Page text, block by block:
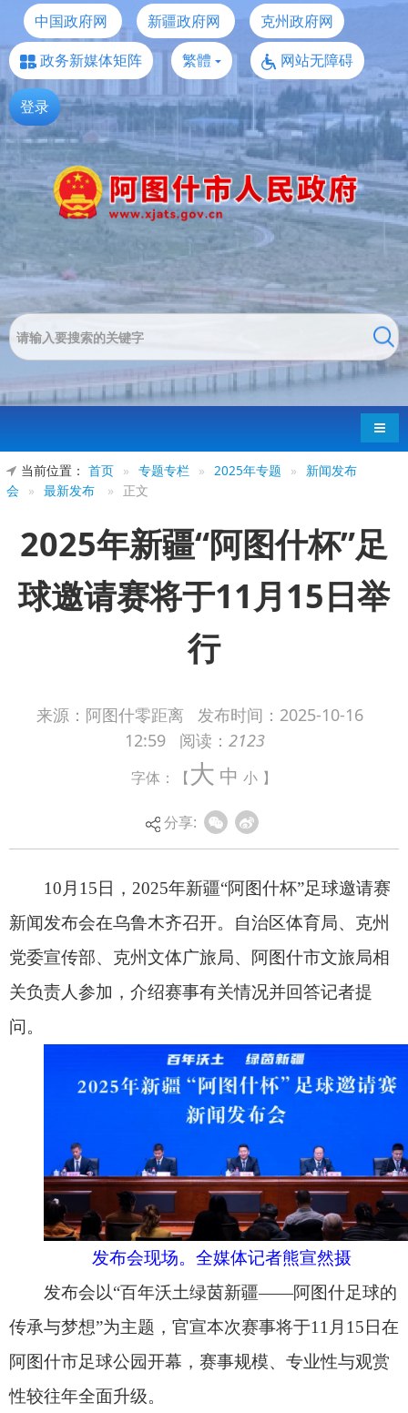
中国政府网 新疆政府网
克州政府网
政务新媒体矩阵
繁體 网站无障碍
登录
导航
当前位置： 首页 » 专题专栏 » 2025年专题 »
新闻发布
会 » 最新发布 » 正文
2025年新疆“阿图什杯”足
球邀请赛将于11月15日举
行
来源：阿图什零距离 发布时间： 2025-10-16
12:59
阅读： 2123
字体：【大 中 小 】
分享:
10月15日，2025年新疆“阿图什杯”足球邀请赛
新闻发布会在乌鲁木齐召开。自治区体育局、克州
关负责人参加，介绍赛事有关情况并回答记者提
发布会现场。全媒体记者熊宣然摄
发布会以“百年沃土绿茵新疆——阿图什足球的
传承与梦想”为主题，官宣本次赛事将于11月15日在
性较往年全面升级。
今年的赛事将汇聚全疆10个地州（市）的16支
球队，为观众奉献32场精彩比赛，其中既有往年冠
军球队强势回归，也有新晋队伍加盟。参赛队员构
阵容将使每场比赛悬念拉满。较往年在覆盖范围与
竞技水平上实现双突破。赛事奖金也从最初的60万
元提升至210万元，这不仅是对参赛球员竞技水平